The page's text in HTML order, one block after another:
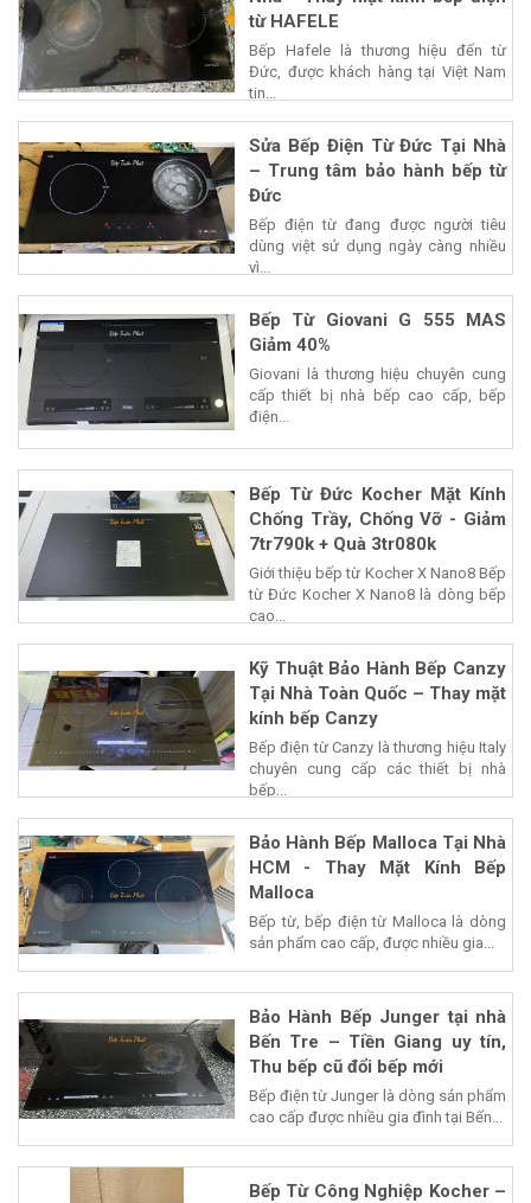
từ HAFELE
Bếp Hafele là thương hiệu đến từ
Đức, được khách hàng tại Việt Nam
tin...
Sửa Bếp Điện Từ Đức Tại Nhà
– Trung tâm bảo hành bếp từ
Đức
Bếp điện từ đang được người tiêu
dùng việt sử dụng ngày càng nhiều
vì...
Bếp Từ Giovani G 555 MAS
Giảm 40%
Giovani là thương hiệu chuyên cung
cấp thiết bị nhà bếp cao cấp, bếp
điện...
Bếp Từ Đức Kocher Mặt Kính
Chống Trầy, Chống Vỡ - Giảm
7tr790k + Quà 3tr080k
Giới thiệu bếp từ Kocher X Nano8 Bếp
từ Đức Kocher X Nano8 là dòng bếp
cao...
Kỹ Thuật Bảo Hành Bếp Canzy
Tại Nhà Toàn Quốc – Thay mặt
kính bếp Canzy
Bếp điện từ Canzy là thương hiệu Italy
chuyên cung cấp các thiết bị nhà
bếp...
Bảo Hành Bếp Malloca Tại Nhà
HCM - Thay Mặt Kính Bếp
Malloca
Bếp từ, bếp điện từ Malloca là dòng
sản phẩm cao cấp, được nhiều gia...
Bảo Hành Bếp Junger tại nhà
Bến Tre – Tiền Giang uy tín,
Thu bếp cũ đổi bếp mới
Bếp điện từ Junger là dòng sản phẩm
cao cấp được nhiều gia đình tại Bến...
Bếp Từ Công Nghiệp Kocher –